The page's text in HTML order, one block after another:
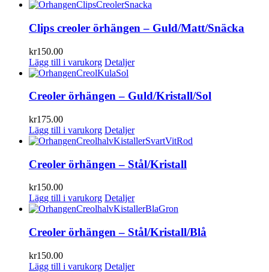
Clips creoler örhängen – Guld/Matt/Snäcka
kr150.00
Lägg till i varukorg Detaljer
Creoler örhängen – Guld/Kristall/Sol
kr175.00
Lägg till i varukorg Detaljer
Creoler örhängen – Stål/Kristall
kr150.00
Lägg till i varukorg Detaljer
Creoler örhängen – Stål/Kristall/Blå
kr150.00
Lägg till i varukorg Detaljer